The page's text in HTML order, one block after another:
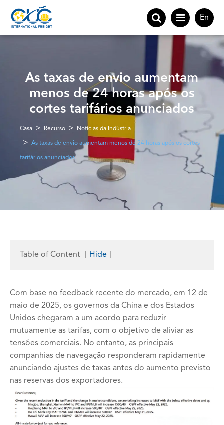
En
As taxas de envio aumentam
menos de 24 horas após os
cortes tarifários anunciados
Casa Recurso Notícias da Indústria
As taxas de envio aumentam menos de 24 horas após os cortes
tarifários anunciados
Table of Content Hide
Com base no feedback recente do mercado, em 12 de
maio de 2025, os governos da China e dos Estados
Unidos chegaram a um acordo para reduzir
mutuamente as tarifas, com o objetivo de aliviar as
tensões comerciais. No entanto, as principais
companhias de navegação responderam rapidamente
anunciando ajustes de taxas antes do aumento previsto
nas reservas dos exportadores.